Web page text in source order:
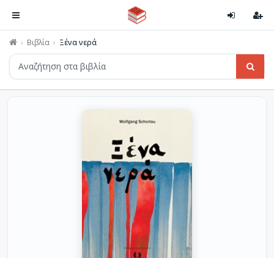
Βιβλία Ξένα νερά